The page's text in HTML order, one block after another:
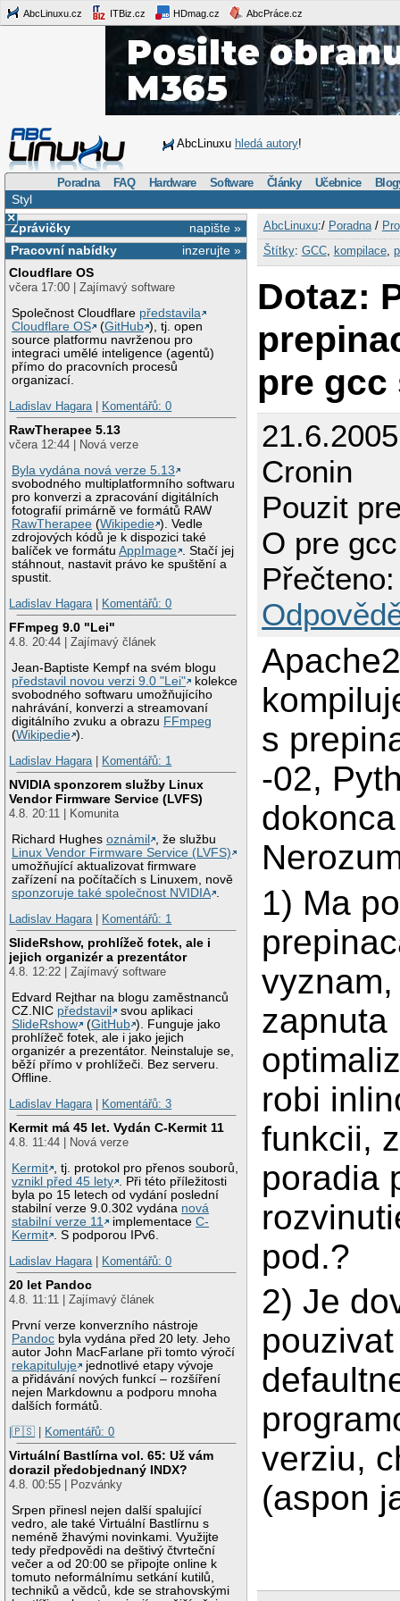
AbcLinuxu.cz ITBiz.cz HDmag.cz AbcPráce.cz
AbcLinuxu hledá autory!
Poradna FAQ Hardware Software Články Učebnice
Styl
×
napište »
Zprávičky
inzerujte »
Pracovní nabídky
Cloudflare OS
včera 17:00 | Zajímavý software
Společnost Cloudflare představila
Cloudflare OS
(GitHub ), tj. open
source platformu navrženou pro
integraci umělé inteligence (agentů)
přímo do pracovních procesů
organizací.
Ladislav Hagara| Komentářů: 0
RawTherapee 5.13
včera 12:44 | Nová verze
Byla vydána nová verze 5.13
svobodného multiplatformního softwaru
pro konverzi a zpracování digitálních
fotografií primárně ve formátů RAW
RawTherapee (Wikipedie ). Vedle
zdrojových kódů je k dispozici také
balíček ve formátuAppImage
. Stačí jej
stáhnout, nastavit právo ke spuštění a
spustit.
Ladislav Hagara| Komentářů: 0
FFmpeg 9.0 "Lei"
4.8. 20:44 | Zajímavý článek
Jean-Baptiste Kempf na svém blogu
představil novou verzi 9.0 "Lei"
kolekce
svobodného softwaru umožňujícího
nahrávání, konverzi a streamovaní
digitálního zvuku a obrazu FFmpeg
(Wikipedie ).
Ladislav Hagara| Komentářů: 1
NVIDIA sponzorem služby Linux
Vendor Firmware Service (LVFS)
4.8. 20:11 | Komunita
Richard Hughesoznámil
, že službu
Linux Vendor Firmware Service (LVFS)
umožňující aktualizovat firmware
zařízení na počítačích s Linuxem, nově
sponzoruje také společnost NVIDIA
Ladislav Hagara| Komentářů: 1
SlideRshow, prohlížeč fotek, ale i
jejich organizér a prezentátor
4.8. 12:22 | Zajímavý software
Edvard Rejthar na blogu zaměstnanců
CZ.NIC představil
svou aplikaci
SlideRshow
(GitHub ). Funguje jako
prohlížeč fotek, ale i jako jejich
organizér a prezentátor. Neinstaluje se,
běží přímo v prohlížeči. Bez serveru.
Offline.
Ladislav Hagara| Komentářů: 3
Kermit má 45 let. Vydán C-Kermit 11
4.8. 11:44 | Nová verze
Kermit
, tj. protokol pro přenos souborů,
vznikl před 45 lety
. Při této příležitosti
byla po 15 letech od vydání poslední
stabilní verze 9.0.302 vydána nová
stabilní verze 11
implementaceC-
Kermit
. S podporou IPv6.
Ladislav Hagara| Komentářů: 0
20 let Pandoc
4.8. 11:11 | Zajímavý článek
První verze konverzního nástroje
Pandoc byla vydána před 20 lety. Jeho
autor John MacFarlane při tomto výročí
rekapituluje
jednotlivé etapy vývoje
a přidávání nových funkcí – rozšíření
nejen Markdownu a podporu mnoha
dalších formátů.
|🇵🇸
Komentářů: 0
Virtuální Bastlírna vol. 65: Už vám
dorazil předobjednaný INDX?
4.8. 00:55 | Pozvánky
Srpen přinesl nejen další spalující
vedro, ale také Virtuální Bastlírnu s
neméně žhavými novinkami. Využijte
tedy předpovědi na deštivý čtvrteční
večer a od 20:00 se připojte online k
tomuto neformálnímu setkání kutilů,
techniků a vědců, kde se strahovskými
AbcLinuxu:/ Poradna/
Štítky: GCC, kompilace,
Dotaz:
pre gcc
Cronin
Pouzit
O pre
s
-02,
1) Ma
zapnuta
robi
funkcii,
poradia
pod.?
2) Je
verziu,
(aspon